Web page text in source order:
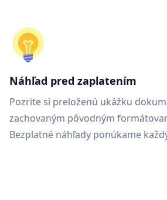
Náhľad pred zaplatením
Pozrite si preloženú ukážku
zachovaným pôvodným
Bezplatné náhľady ponúkame